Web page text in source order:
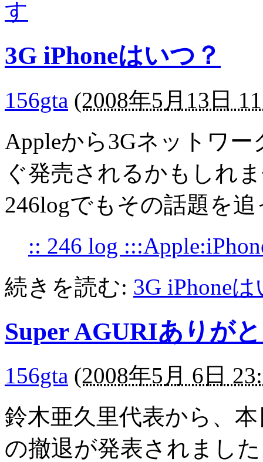
す
3G iPhoneはいつ？
156gta (2008年5月13日
Appleから3Gネットワ
ぐ発売されるかもしれ
246logでもその話題を
:: 246 log
続きを読む: 3G iPhone
Super AGURIありが
156gta (2008年5月 6日
鈴木亜久里代表から、
の撤退が発表されまし